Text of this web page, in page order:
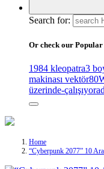
Search for:
Or check our Popular
1984 kleopatra3
makinası vektör
üzerinde-çalışıyor
Home
“Cyberpunk 2077” 10